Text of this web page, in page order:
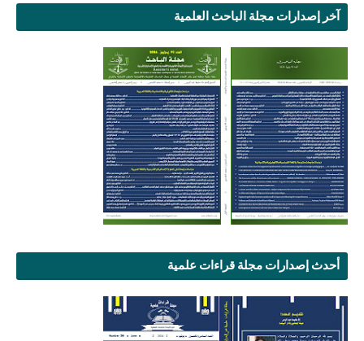
آخر إصدارات مجلة الباحث العلمية
أحدث إصدارات مجلة قراءات علمية